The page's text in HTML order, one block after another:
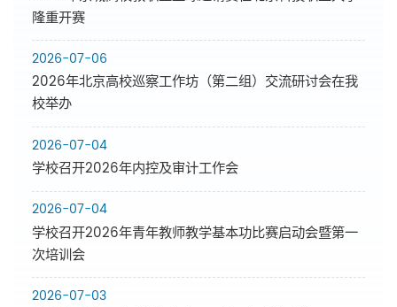
隆重开赛
2026-07-06
2026年北京高校巡察工作坊（第二组）交流研讨会在我
校举办
2026-07-04
学校召开2026年内控及审计工作会
2026-07-04
学校召开2026年青年教师教学基本功比赛启动会暨第一
次培训会
2026-07-03